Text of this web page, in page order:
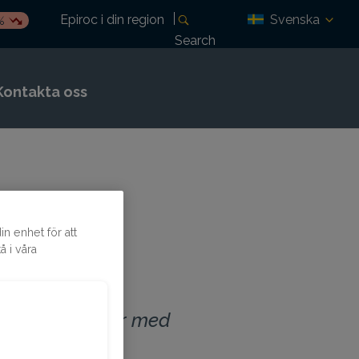
Epiroc i din region
Search
Svenska
oss
Vi
samarbetar med
enhet för att
i våra